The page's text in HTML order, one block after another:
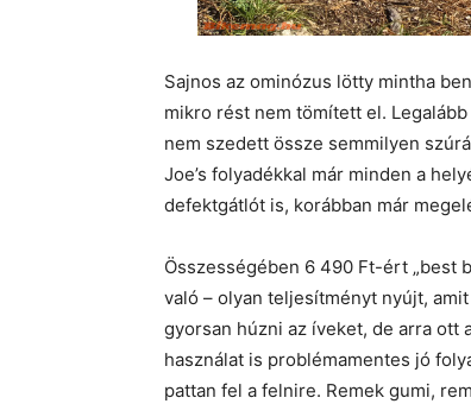
Sajnos az ominózus lötty mintha
mikro rést nem tömített el.
nem szedett össze semmilyen
Joe’s folyadékkal már minden a
defektgátlót is, korábban már
Összességében 6 490 Ft-ért „best
való – olyan teljesítményt nyújt,
gyorsan húzni az íveket, de arra ott
használat is problémamentes jó
pattan fel a felnire. Remek gumi,